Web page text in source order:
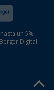
un 5%
Digital